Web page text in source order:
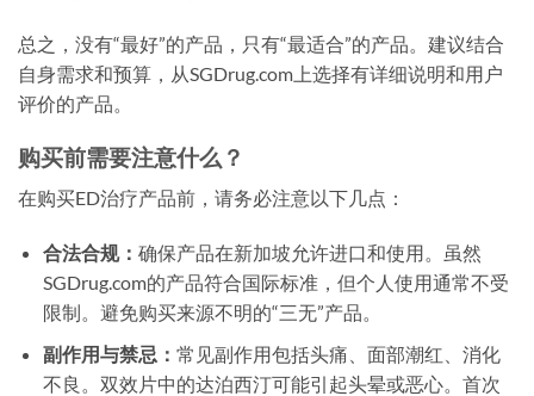
总之，没有“最好”的产品，只有“最适合”的产品。建议结合
自身需求和预算，从SGDrug.com上选择有详细说明和用户
评价的产品。
购买前需要注意什么？
在购买ED治疗产品前，请务必注意以下几点：
合法合规： 确保产品在新加坡允许进口和使用。虽然
SGDrug.com的产品符合国际标准，但个人使用通常不受
限制。避免购买来源不明的“三无”产品。
副作用与禁忌： 常见副作用包括头痛、面部潮红、消化
不良。双效片中的达泊西汀可能引起头晕或恶心。首次